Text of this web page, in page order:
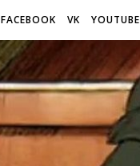
FACEBOOK VK YOUTUBE